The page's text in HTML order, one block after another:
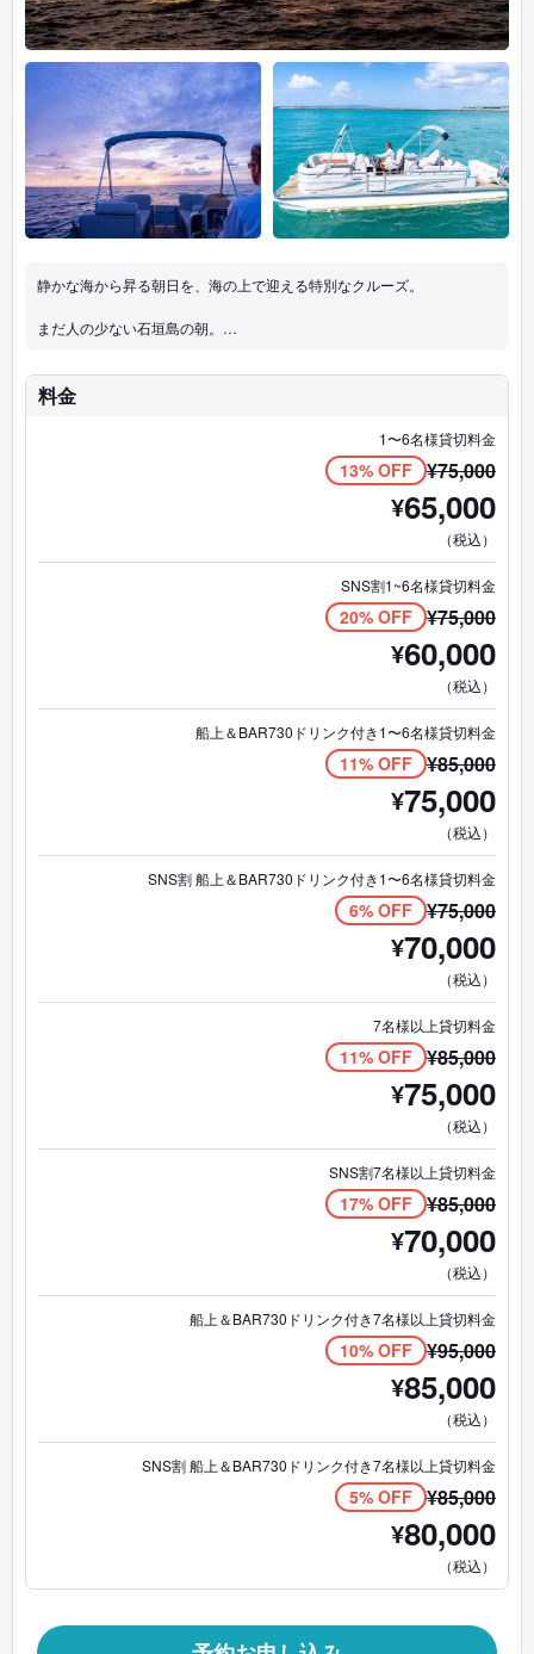
静かな海から昇る朝日を、海の上で迎える特別なクルーズ。
まだ人の少ない石垣島の朝。
水平線から昇る太陽を眺めながら、
1日の始まりをゆっくり過ごします。
【出航港】
料金
1〜6名様貸切料金
13% OFF ¥75,000
¥65,000
（税込）
SNS割1~6名様貸切料金
20% OFF ¥75,000
¥60,000
（税込）
船上＆BAR730ドリンク付き1〜6名様貸切料金
11% OFF ¥85,000
¥75,000
（税込）
SNS割 船上＆BAR730ドリンク付き1〜6名様貸切料金
6% OFF ¥75,000
¥70,000
（税込）
7名様以上貸切料金
11% OFF ¥85,000
¥75,000
（税込）
SNS割7名様以上貸切料金
17% OFF ¥85,000
¥70,000
（税込）
船上＆BAR730ドリンク付き7名様以上貸切料金
10% OFF ¥95,000
¥85,000
（税込）
SNS割 船上＆BAR730ドリンク付き7名様以上貸切料金
5% OFF ¥85,000
¥80,000
（税込）